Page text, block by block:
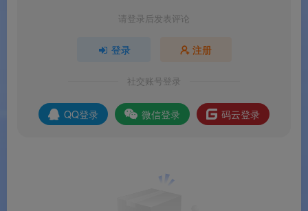
AndroidManifest 中的广告权限/服务/服务提供商被
Q1：高级解锁版和官方免费版有什么区别？
请登录后发表评论
登录 注册
社交账号登录
QQ登录 微信登录 码云登录